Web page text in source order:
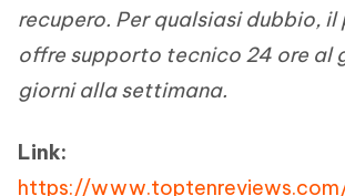
recupero. Per qualsiasi dubbio,
offre supporto tecnico 24 ore al
giorni alla settimana.
Link:
https://